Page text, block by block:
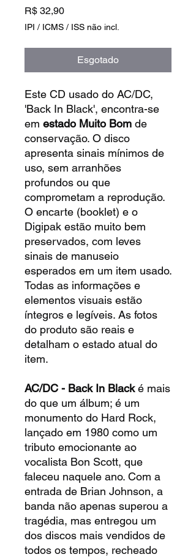
R$ 32,90Preço
IPI / ICMS / ISS não incl.
Esgotado
Este CD usado do AC/DC,
'Back In Black', encontra-se
em estado Muito Bom de
conservação. O disco
apresenta sinais mínimos de
uso, sem arranhões
profundos ou que
comprometam a reprodução.
O encarte (booklet) e o
Digipak estão muito bem
preservados, com leves
sinais de manuseio
esperados em um item usado.
Todas as informações e
elementos visuais estão
íntegros e legíveis. As fotos
do produto são reais e
detalham o estado atual do
item.
AC/DC - Back In Blacké mais
do que um álbum; é um
monumento do Hard Rock,
lançado em 1980 como um
tributo emocionante ao
vocalista Bon Scott, que
faleceu naquele ano. Com a
entrada de Brian Johnson, a
banda não apenas superou a
tragédia, mas entregou um
dos discos mais vendidos de
todos os tempos, recheado